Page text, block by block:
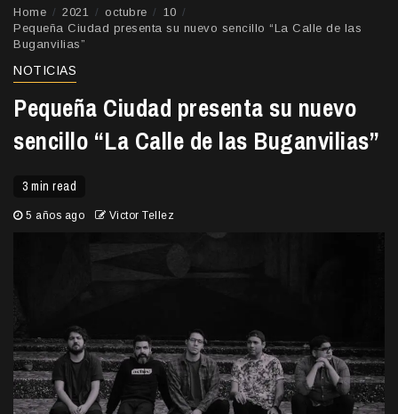
Home 2021 octubre
10
Pequeña Ciudad presenta su nuevo sencillo “La Calle de las
Buganvilias”
NOTICIAS
Pequeña Ciudad presenta su nuevo
sencillo “La Calle de las Buganvilias”
3 min read
5 años ago Victor Tellez